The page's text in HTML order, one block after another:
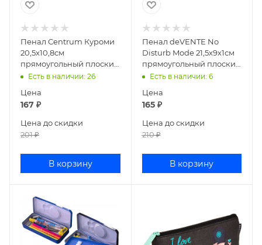
Пенал Centrum Куроми
20,5x10,8см
прямоугольный плоский
текстиль 77914
Есть в наличии: 26
Цена
167 ₽
Цена до скидки
201₽
В корзину
Пенал deVENTE No
Disturb Mode 21,5х9х1см
прямоугольный плоский
иск кожа 7024528
Есть в наличии: 6
Цена
165₽
Цена до скидки
210₽
В корзину